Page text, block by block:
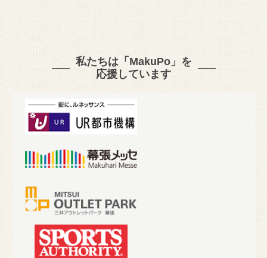
私たちは「MakuPo」を
応援しています